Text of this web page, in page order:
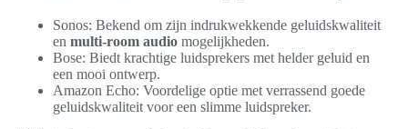
Sonos: Bekend om zijn indrukwekkende geluidskwaliteit
en multi-room audio mogelijkheden.
Bose: Biedt krachtige luidsprekers met helder geluid en
een mooi ontwerp.
Amazon Echo: Voordelige optie met verrassend goede
geluidskwaliteit voor een slimme luidspreker.